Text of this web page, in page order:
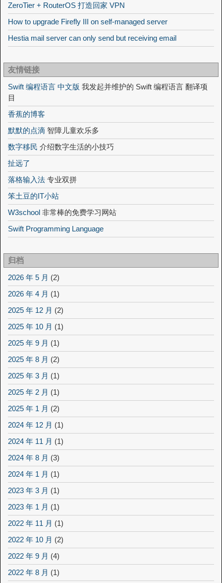
ZeroTier + RouterOS 打造回家 VPN
How to upgrade Firefly III on self-managed server
Hestia mail server can only send but receiving email
友情链接
Swift 编程语言 中文版 我发起并维护的 Swift 编程语言 翻译项
目
香蕉的博客
默默的点滴 智障儿童欢乐多
数字移民 介绍数字生活的小技巧
扯远了
落格输入法 专业双拼
笨土豆的IT小站
W3school 非常棒的免费学习网站
Swift Programming Language
归档
2026 年 5 月 (2)
2026 年 4 月 (1)
2025 年 12 月 (2)
2025 年 10 月 (1)
2025 年 9 月 (1)
2025 年 8 月 (2)
2025 年 3 月 (1)
2025 年 2 月 (1)
2025 年 1 月 (2)
2024 年 12 月 (1)
2024 年 11 月 (1)
2024 年 8 月 (3)
2024 年 1 月 (1)
2023 年 3 月 (1)
2023 年 1 月 (1)
2022 年 11 月 (1)
2022 年 10 月 (2)
2022 年 9 月 (4)
2022 年 8 月 (1)